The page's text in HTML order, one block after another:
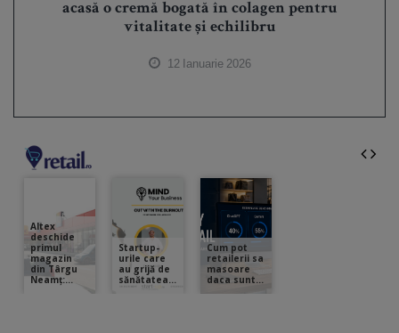
acasă o cremă bogată în colagen pentru
vitalitate și echilibru
12 Ianuarie 2026